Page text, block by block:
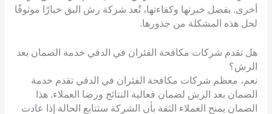
أخرى. بفضل خبرتها وكفاءتها، تُعد شركة رش البق خيارًا موثوقًا
لحل هذه المشكلة من جذورها.
هل تقدم شركات مكافحة الفئران في الدقي خدمة الضمان بعد
الرش؟
نعم، معظم شركات مكافحة الفئران في الدقي تقدم خدمة
الضمان بعد الرش لضمان فعالية النتائج ورضا العملاء. هذا
الضمان يمنح العملاء الثقة بأن الشركة ستتابع الحالة إذا عادت